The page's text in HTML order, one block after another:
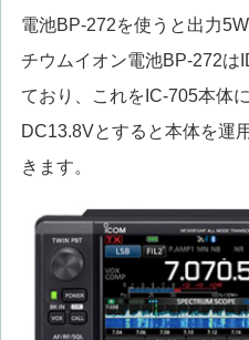
電池BP-272を使うと出力
チウムイオン電池BP-272は
ており、これをIC-705本体
DC13.8Vとすると本体を運
きます。